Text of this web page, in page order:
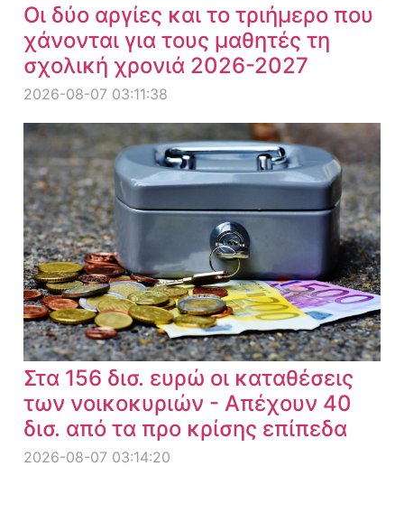
Οι δύο αργίες και το τριήμερο που
χάνονται για τους μαθητές τη
σχολική χρονιά 2026-2027
2026-08-07 03:11:38
Στα 156 δισ. ευρώ οι καταθέσεις
των νοικοκυριών - Απέχουν 40
δισ. από τα προ κρίσης επίπεδα
2026-08-07 03:14:20